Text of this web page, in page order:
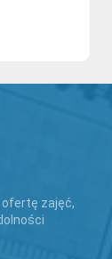
ofertę zajęć,